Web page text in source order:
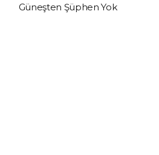
Güneşten Şüphen Yok